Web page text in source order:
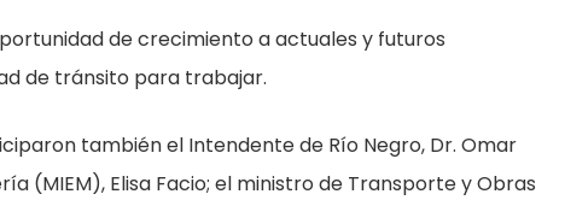
de crecimiento a actuales y futuros
de tránsito para trabajar.
también el Intendente de Río Negro, Dr. Omar
(MIEM), Elisa Facio; el ministro de Transporte y Obras